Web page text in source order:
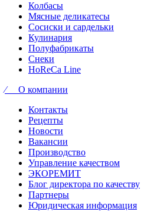
Колбасы
Мясные деликатесы
Сосиски и сардельки
Кулинария
Полуфабрикаты
Снеки
HoReCa Line
⁄ О компании
Контакты
Рецепты
Новости
Вакансии
Производство
Управление качеством
ЭКОРЕМИТ
Блог директора по качеству
Партнеры
Юридическая информация